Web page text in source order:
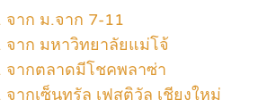
จาก ม.จาก 7-11
จาก มหาวิทยาลัยแม่โจ้
จากตลาดมีโชคพลาซ่า
ากเซ็นทรัล เฟสติวัล เชียงใหม่